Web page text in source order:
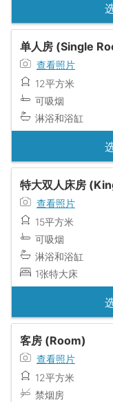
单人房 (Single
查看照片
12平方米
可吸烟
淋浴和浴缸
特大双人床房
查看照片
15平方米
可吸烟
淋浴和浴缸
1张特大床
客房 (Room)
查看照片
12平方米
禁烟房